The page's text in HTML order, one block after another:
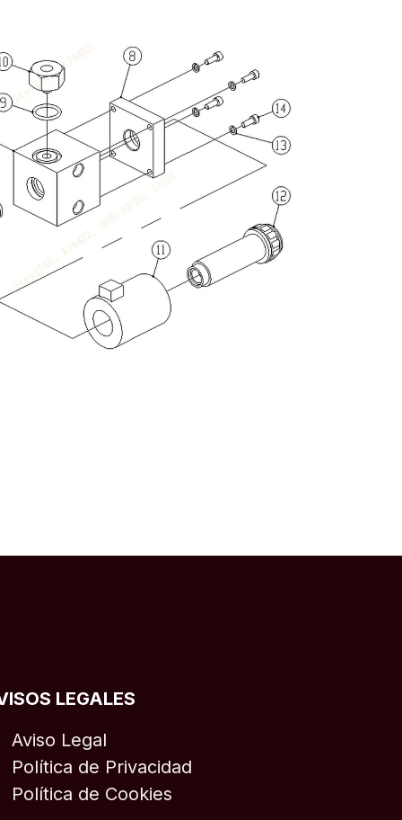
LEGALES
Aviso Legal
Política de Privacidad
Política de Cookies